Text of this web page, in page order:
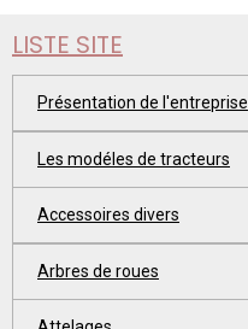
LISTE SITE
Présentation de l'entreprise
Les modéles de tracteurs
Accessoires divers
Arbres de roues